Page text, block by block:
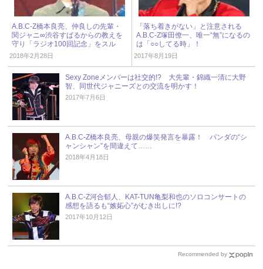
A.B.C-Z橋本良亮、仲良しの先輩・
関ジャニ∞渋谷すばるからの教えを
守り「ラジオ100回記念」をスル
ー！
2018年2月28日
「落ち着きがない」と注意される
A.B.C-Z塚田僚一、唯一“無”になるの
は「○○してる時」！
2017年8月19日
Sexy Zoneメンバーは社交的!? 大先輩・錦織一清に大野
智、同世代ジャニーズとの交流を明かす！
2017年7月6日
A.B.C-Z橋本良亮、母親の爆笑発言を暴露！ パンダの“シ
ャンシャン”を間違えて……
2018年4月18日
A.B.C-Z河合郁人、KAT-TUN亀梨和也のソロコンサートの
感想を語るも“嫉妬心”がむき出しに!?
2017年10月12日
Recommended by